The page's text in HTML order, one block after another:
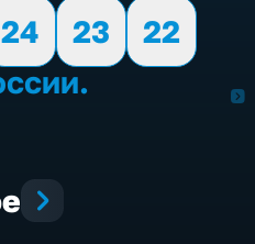
24 23
22
2027